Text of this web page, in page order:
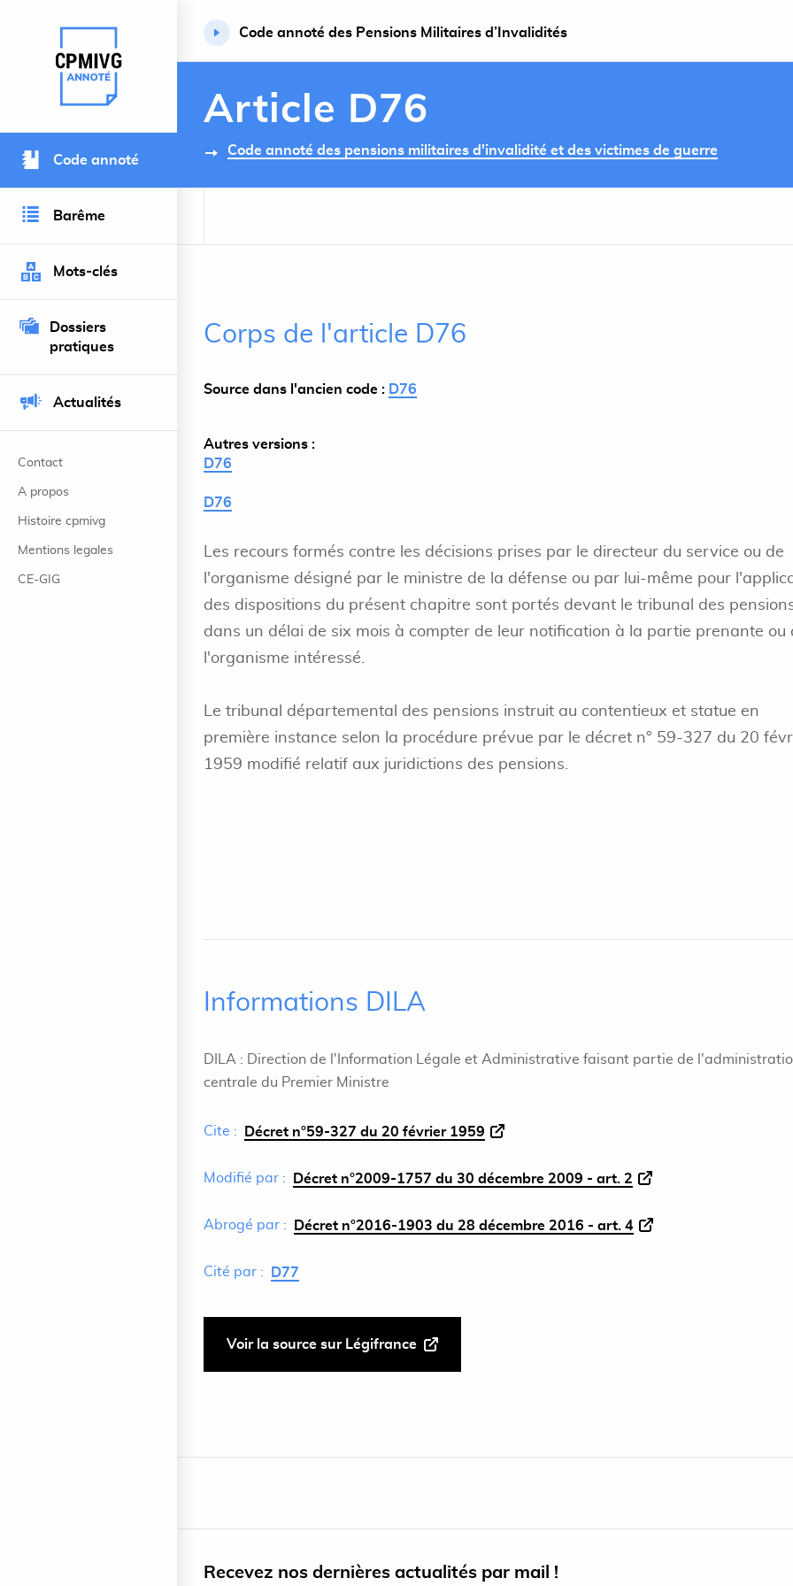
Retour à l’accueil du site
Code annoté
Barême
Mots-clés
Dossiers
pratiques
Actualités
Contact
A propos
Histoire cpmivg
Mentions legales
CE-GIG
Code annoté des Pensions Militaires d’Invalidités
Article D76
Code annoté des pensions militaires d'invalidité et des victimes de guerre
Corps de l'article D76
Source dans l'ancien code : D76
Autres versions :
D76
D76
Les recours formés contre les décisions prises par le directeur du service ou de
l'organisme désigné par le ministre de la défense ou par lui-même pour
des dispositions du présent chapitre sont portés devant le tribunal des
dans un délai de six mois à compter de leur notification à la partie prenante ou
l'organisme intéressé.
Le tribunal départemental des pensions instruit au contentieux et statue en
première instance selon la procédure prévue par le décret n° 59-327 du 20
1959 modifié relatif aux juridictions des pensions.
Informations DILA
DILA : Direction de l'Information Légale et Administrative faisant partie de
centrale du Premier Ministre
Cite : Décret n°59-327 du 20 février 1959
Modifié par : Décret n°2009-1757 du 30 décembre 2009 - art. 2
Abrogé par : Décret n°2016-1903 du 28 décembre 2016 - art. 4
Cité par : D77
Voir la source sur Légifrance
Recevez nos dernières actualités par mail !